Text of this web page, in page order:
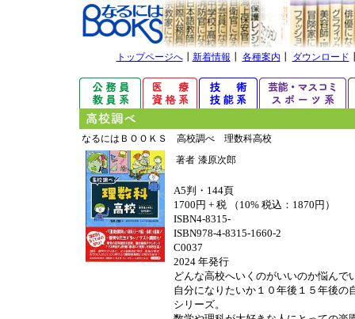
トップページへ┃ 新着情報 各種案内 ダウンロード
なるにはＢＯＯＫＳ 高校調べ 理数科高校
著者 漆原次郎
A5判・144頁
1700円 + 税 （10% 税込：1870円）
ISBN4-8315-
ISBN978-4-8315-1660-2
C0037
2024 年発行
どんな高校へいくのがいいのか悩んで
自分になりたいか１０年後１５年後の
シリーズ。